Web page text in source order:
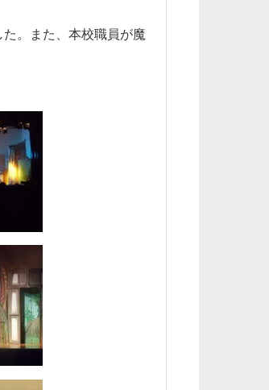
。また、本校職員が魔